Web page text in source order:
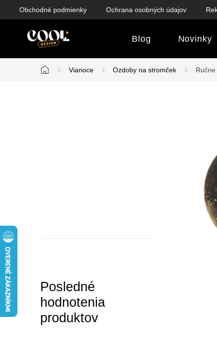
Obchodné podmienky Ochrana osobných údajov
Blog Novinky
Domov
Vianoce Ozdoby na stromček
lPosledné
hodnotenia
produktov